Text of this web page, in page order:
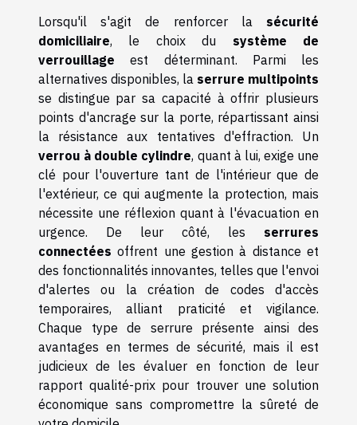
Lorsqu'il s'agit de renforcer la sécurité
domiciliaire, le choix du système de
verrouillage est déterminant. Parmi les
alternatives disponibles, la serrure multipoints
se distingue par sa capacité à offrir plusieurs
points d'ancrage sur la porte, répartissant ainsi
la résistance aux tentatives d'effraction. Un
verrou à double cylindre, quant à lui, exige une
clé pour l'ouverture tant de l'intérieur que de
l'extérieur, ce qui augmente la protection, mais
nécessite une réflexion quant à l'évacuation en
urgence. De leur côté, les serrures
connectées offrent une gestion à distance et
des fonctionnalités innovantes, telles que l'envoi
d'alertes ou la création de codes d'accès
temporaires, alliant praticité et vigilance.
Chaque type de serrure présente ainsi des
avantages en termes de sécurité, mais il est
judicieux de les évaluer en fonction de leur
rapport qualité-prix pour trouver une solution
économique sans compromettre la sûreté de